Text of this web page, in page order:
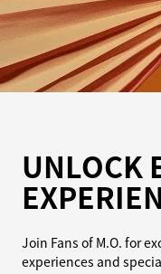
UNLOCK
Join Fans of M.O. for
experiences and